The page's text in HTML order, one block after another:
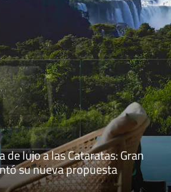
de lujo a las Cataratas: Gran
su nueva propuesta